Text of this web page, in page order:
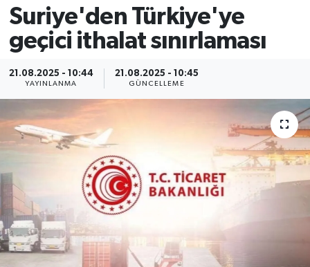
Suriye'den Türkiye'ye
geçici ithalat sınırlaması
21.08.2025 - 10:44
YAYINLANMA
21.08.2025 - 10:45
GÜNCELLEME
EKONOMİ
SPOR
İLÇELER
KÜLTÜR-SANAT
SAĞLIK-YAŞAM
Siirt Trafik Yoğunluk Haritası
Süper Lig Puan Durumu ve Fikstür
Tüm Manşetler
Son Dakika Haberleri
Haber Arşivi